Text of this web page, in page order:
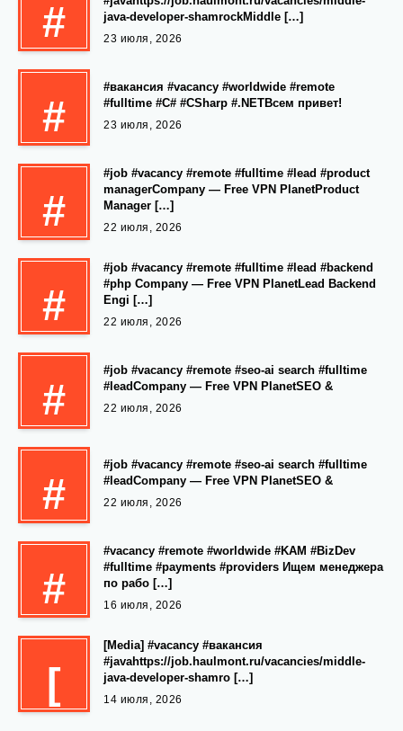
#
java-developer-shamrockMiddle […]
23 июля, 2026
#
#вакансия #vacancy #worldwide #remote
#fulltime #C# #CSharp #.NETВсем привет!
23 июля, 2026
#
#job #vacancy #remote #fulltime #lead #product
managerCompany — Free VPN PlanetProduct
Manager […]
22 июля, 2026
#
#job #vacancy #remote #fulltime #lead #backend
#php Company — Free VPN PlanetLead Backend
Engi […]
22 июля, 2026
#
#job #vacancy #remote #seo-ai search #fulltime
#leadCompany — Free VPN PlanetSEO &
22 июля, 2026
#
#job #vacancy #remote #seo-ai search #fulltime
#leadCompany — Free VPN PlanetSEO &
22 июля, 2026
#
#vacancy #remote #worldwide #KAM #BizDev
#fulltime #payments #providers Ищем менеджера
по рабо […]
16 июля, 2026
[
[Media] #vacancy #вакансия
#javahttps://job.haulmont.ru/vacancies/middle-
java-developer-shamro […]
14 июля, 2026